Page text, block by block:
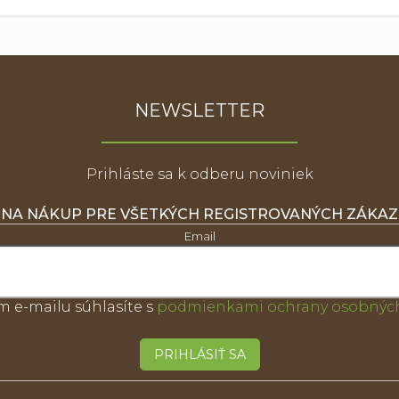
NEWSLETTER
Prihláste sa k odberu noviniek
NÁKUP PRE VŠETKÝCH REGISTROVANÝCH
Email
e-mailu súhlasíte s podmienkami ochrany
PRIHLÁSIŤ SA